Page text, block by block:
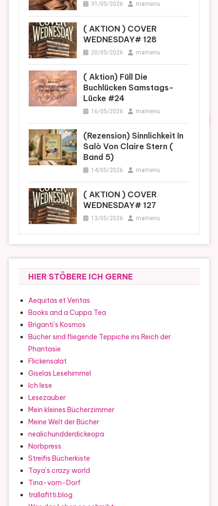
31/05/2026 mamenu
( AKTION ) COVER
WEDNESDAY# 128
20/05/2026 mamenu
( Aktion) Füll Die
Buchlücken Samstags-
Lücke #24
16/05/2026 mamenu
(Rezension) Sinnlichkeit In
Salò Von Claire Stern (
Band 5)
14/05/2026 mamenu
( AKTION ) COVER
WEDNESDAY# 127
13/05/2026 mamenu
HIER STÖBERE ICH GERNE
Aequitas et Veritas
Books and a Cuppa Tea
Briganti's Kosmos
Bücher sind fliegende Teppiche ins Reich der
Phantasie
Flickensalat
Giselas Lesehimmel
Ich lese
Lesezauber
Mein kleines Bücherzimmer
Meine Welt der Bücher
nealichundderdickeopa
Norbpress
Streifis Bücherkiste
Taya`s crazy world
Tina-vom-Dorf
trallafitti.blog